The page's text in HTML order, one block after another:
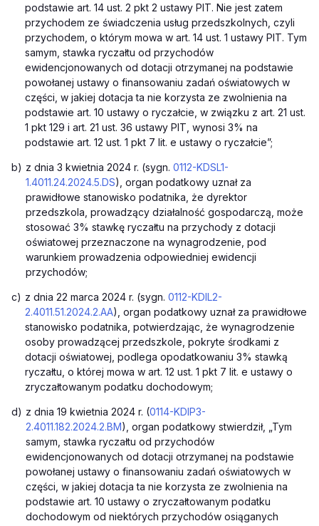
podstawie art. 14 ust. 2 pkt 2 ustawy PIT. Nie jest zatem
przychodem ze świadczenia usług przedszkolnych, czyli
przychodem, o którym mowa w art. 14 ust. 1 ustawy PIT. Tym
samym, stawka ryczałtu od przychodów
ewidencjonowanych od dotacji otrzymanej na podstawie
powołanej ustawy o finansowaniu zadań oświatowych w
części, w jakiej dotacja ta nie korzysta ze zwolnienia na
podstawie art. 10 ustawy o ryczałcie, w związku z art. 21 ust.
1 pkt 129 i art. 21 ust. 36 ustawy PIT, wynosi 3% na
podstawie art. 12 ust. 1 pkt 7 lit. e ustawy o ryczałcie”;
b) z dnia 3 kwietnia 2024 r. (sygn. 0112-KDSL1-
1.4011.24.2024.5.DS), organ podatkowy uznał za
prawidłowe stanowisko podatnika, że dyrektor
przedszkola, prowadzący działalność gospodarczą, może
stosować 3% stawkę ryczałtu na przychody z dotacji
oświatowej przeznaczone na wynagrodzenie, pod
warunkiem prowadzenia odpowiedniej ewidencji
przychodów;
c) z dnia 22 marca 2024 r. (sygn. 0112-KDIL2-
2.4011.51.2024.2.AA), organ podatkowy uznał za prawidłowe
stanowisko podatnika, potwierdzając, że wynagrodzenie
osoby prowadzącej przedszkole, pokryte środkami z
dotacji oświatowej, podlega opodatkowaniu 3% stawką
ryczałtu, o której mowa w art. 12 ust. 1 pkt 7 lit. e ustawy o
zryczałtowanym podatku dochodowym;
d) z dnia 19 kwietnia 2024 r. (0114-KDIP3-
2.4011.182.2024.2.BM), organ podatkowy stwierdził, „Tym
samym, stawka ryczałtu od przychodów
ewidencjonowanych od dotacji otrzymanej na podstawie
powołanej ustawy o finansowaniu zadań oświatowych w
części, w jakiej dotacja ta nie korzysta ze zwolnienia na
podstawie art. 10 ustawy o zryczałtowanym podatku
dochodowym od niektórych przychodów osiąganych